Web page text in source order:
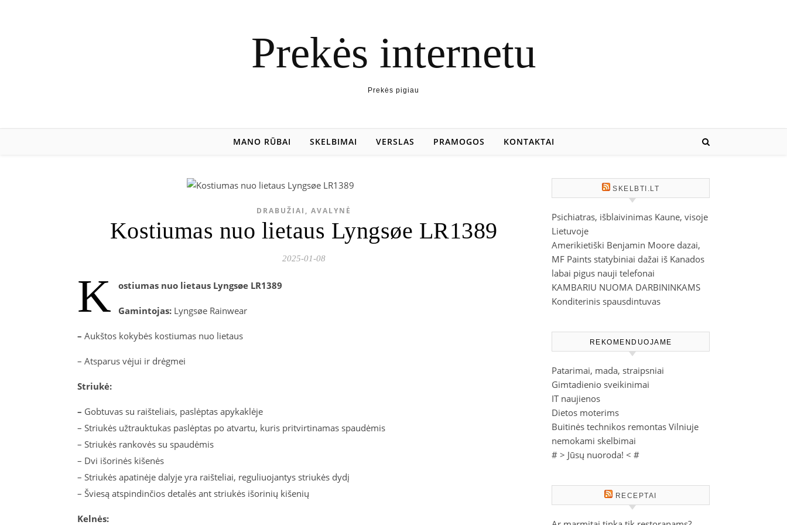
Prekės internetu
Prekės pigiau
MANO RŪBAI SKELBIMAI VERSLAS PRAMOGOS KONTAKTAI
DRABUŽIAI, AVALYNĖ
Kostiumas nuo lietaus Lyngsøe LR1389
2025-01-08
K ostiumas nuo lietaus Lyngsøe LR1389
Gamintojas: Lyngsøe Rainwear
– Aukštos kokybės kostiumas nuo lietaus
– Atsparus vėjui ir drėgmei
Striukė:
– Gobtuvas su raišteliais, paslėptas apykaklėje
– Striukės užtrauktukas paslėptas po atvartu, kuris pritvirtinamas spaudėmis
– Striukės rankovės su spaudėmis
– Dvi išorinės kišenės
– Striukės apatinėje dalyje yra raišteliai, reguliuojantys striukės dydį
– Šviesą atspindinčios detalės ant striukės išorinių kišenių
Kelnės:
SKELBTI.LT
Psichiatras, išblaivinimas Kaune, visoje
Lietuvoje
Amerikietiški Benjamin Moore dazai,
MF Paints statybiniai dažai iš Kanados
labai pigus nauji telefonai
KAMBARIU NUOMA DARBININKAMS
Konditerinis spausdintuvas
REKOMENDUOJAME
Patarimai, mada, straipsniai
Gimtadienio sveikinimai
IT naujienos
Dietos moterims
Buitinės technikos remontas Vilniuje
nemokami skelbimai
# > Jūsų nuoroda! < #
RECEPTAI